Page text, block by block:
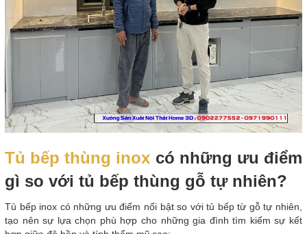
Tủ bếp thùng inox có những ưu điểm
gì so với tủ bếp thùng gỗ tự nhiên?
Tủ bếp inox có những ưu điểm nổi bật so với tủ bếp từ gỗ tự nhiên,
tạo nên sự lựa chọn phù hợp cho những gia đình tìm kiếm sự kết